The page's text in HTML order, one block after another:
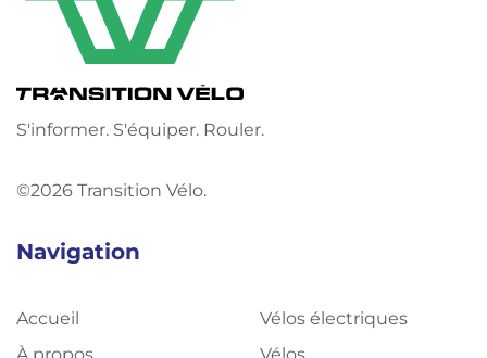
S'informer. S'équiper. Rouler.
©2026 Transition Vélo.
Navigation
Accueil
Vélos électriques